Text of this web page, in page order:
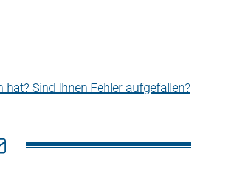
Sind Ihnen Fehler aufgefallen?